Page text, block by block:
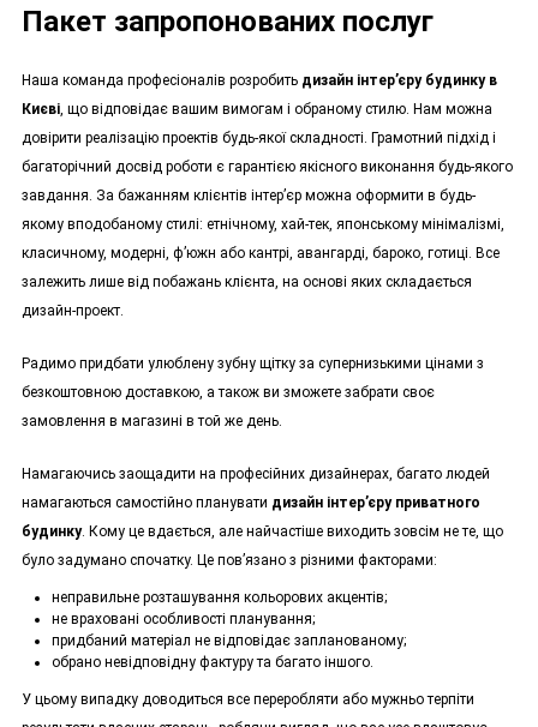
Пакет запропонованих послуг
Наша команда професіоналів розробить дизайн інтер’єру будинку в
Києві, що відповідає вашим вимогам і обраному стилю. Нам можна
довірити реалізацію проектів будь-якої складності. Грамотний підхід і
багаторічний досвід роботи є гарантією якісного виконання будь-якого
завдання. За бажанням клієнтів інтер’єр можна оформити в будь-
якому вподобаному стилі: етнічному, хай-тек, японському мінімалізмі,
класичному, модерні, ф’южн або кантрі, авангарді, бароко, готиці. Все
залежить лише від побажань клієнта, на основі яких складається
дизайн-проект.
Радимо придбати улюблену зубну щітку за супернизькими цінами з
безкоштовною доставкою, а також ви зможете забрати своє
замовлення в магазині в той же день.
Намагаючись заощадити на професійних дизайнерах, багато людей
намагаються самостійно планувати дизайн інтер’єру приватного
будинку. Кому це вдається, але найчастіше виходить зовсім не те, що
було задумано спочатку. Це пов’язано з різними факторами:
неправильне розташування кольорових акцентів;
не враховані особливості планування;
придбаний матеріал не відповідає запланованому;
обрано невідповідну фактуру та багато іншого.
У цьому випадку доводиться все переробляти або мужньо терпіти